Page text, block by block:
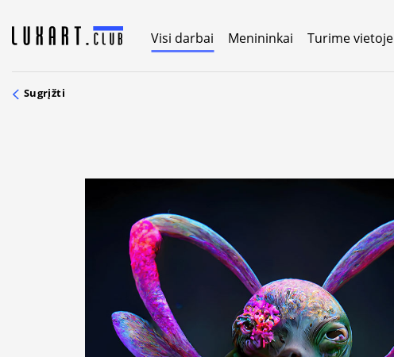
content
Visi darbai Menininkai Turime vietoje
Sugrįžti